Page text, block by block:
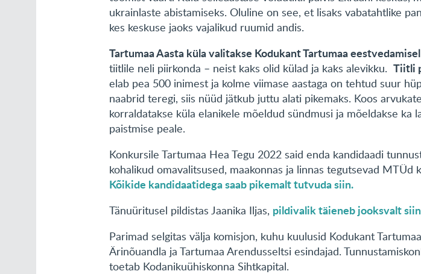
ukrainlaste abistamiseks. Oluline on see, et lisaks vabatahtlike
kes keskuse jaoks vajalikud ruumid andis.
Tartumaa Aasta küla valitakse Kodukant Tartumaa
tiitlile neli piirkonda – neist kaks olid külad ja kaks alevikku.Tiitli
elab pea 500 inimest ja kolme viimase aastaga on tehtud suur
naabrid teregi, siis nüüd jätkub juttu alati pikemaks. Koos
korraldatakse küla elanikele mõeldud sündmusi ja mõeldakse ka
paistmise peale.
Konkursile Tartumaa Hea Tegu 2022 said enda kandidaadi
kohalikud omavalitsused, maakonnas ja linnas tegutsevad
Kõikide kandidaatidega saab pikemalt tutvuda siin.
Tänuüritusel pildistas Jaanika Iljas, pildivalik täieneb jooksvalt siin
Parimad selgitas välja komisjon, kuhu kuulusid Kodukant
Ärinõuandla ja Tartumaa Arendusseltsi esindajad.
toetab Kodanikuühiskonna Sihtkapital.